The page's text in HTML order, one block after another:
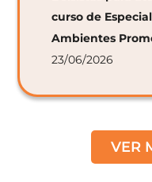
curso de
Ambientes
23/06/2026
VER